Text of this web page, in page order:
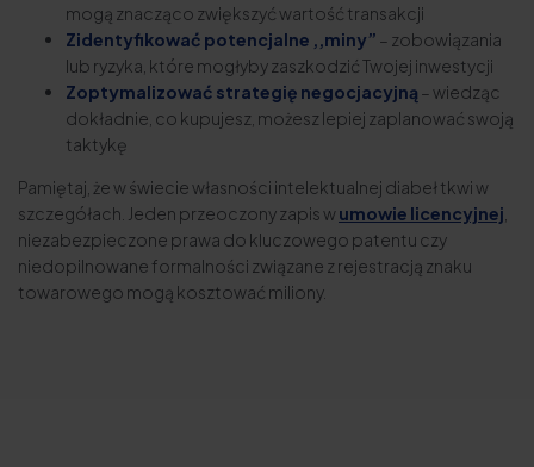
mogą znacząco zwiększyć wartość transakcji
Zidentyfikować potencjalne ,,miny” – zobowiązania
lub ryzyka, które mogłyby zaszkodzić Twojej inwestycji
Zoptymalizować strategię negocjacyjną – wiedząc
dokładnie, co kupujesz, możesz lepiej zaplanować swoją
taktykę
Pamiętaj, że w świecie własności intelektualnej diabeł tkwi w
szczegółach. Jeden przeoczony zapis wumowie licencyjnej
niezabezpieczone prawa do kluczowego patentu czy
niedopilnowane formalności związane z rejestracją znaku
towarowego mogą kosztować miliony.